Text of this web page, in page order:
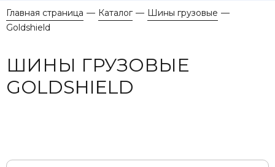
Главная страница — Каталог — Шины грузовые —
Goldshield
ШИНЫ ГРУЗОВЫЕ
GOLDSHIELD